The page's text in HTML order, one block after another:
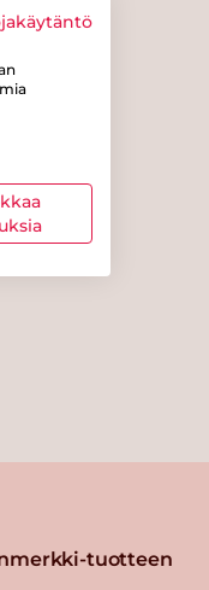
tuotteen